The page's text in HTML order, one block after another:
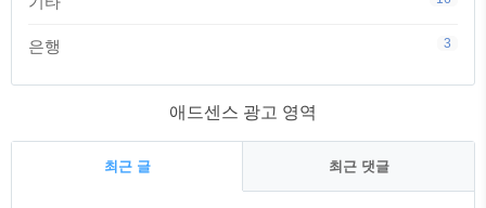
은행 3
애드센스 광고 영역
최근 글 최근 댓글